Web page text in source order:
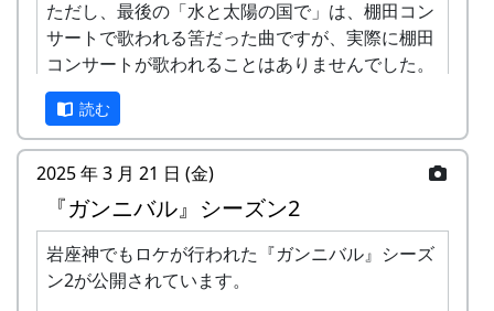
ただし、最後の「水と太陽の国で」は、棚田コン
サートで歌われる筈だった曲ですが、実際に棚田
コンサートが歌われることはありませんでした。
棚田のうた ～ふるさと加美の里へ～
読む
2025 年 3 月 21 日 (金)
『ガンニバル』シーズン2
岩座神でもロケが行われた『ガンニバル』シーズ
ン2が公開されています。